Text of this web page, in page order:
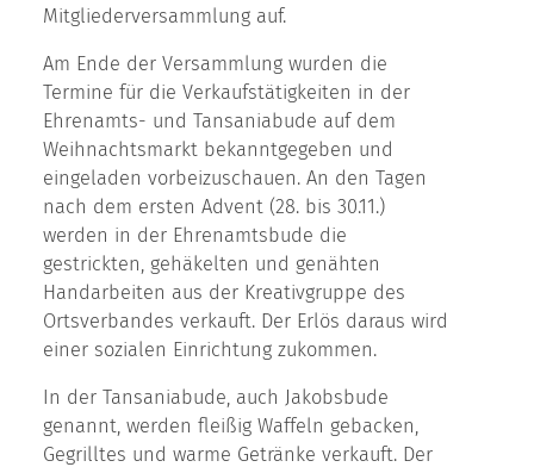
Mitgliederversammlung auf.
Am Ende der Versammlung wurden die
Termine für die Verkaufstätigkeiten in der
Ehrenamts- und Tansaniabude auf dem
Weihnachtsmarkt bekanntgegeben und
eingeladen vorbeizuschauen. An den Tagen
nach dem ersten Advent (28. bis 30.11.)
werden in der Ehrenamtsbude die
gestrickten, gehäkelten und genähten
Handarbeiten aus der Kreativgruppe des
Ortsverbandes verkauft. Der Erlös daraus wird
einer sozialen Einrichtung zukommen.
In der Tansaniabude, auch Jakobsbude
genannt, werden fleißig Waffeln gebacken,
Gegrilltes und warme Getränke verkauft. Der